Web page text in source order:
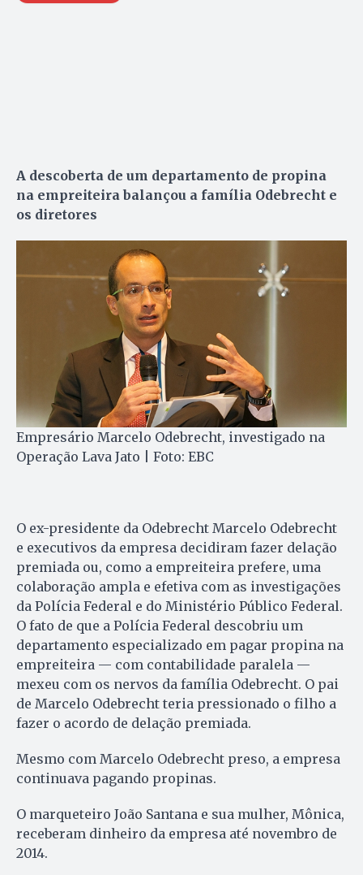
A descoberta de um departamento de propina
na empreiteira balançou a família Odebrecht e
os diretores
Empresário Marcelo Odebrecht, investigado na
Operação Lava Jato | Foto: EBC
O ex-presidente da Odebrecht Marcelo Odebrecht
e executivos da empresa decidiram fazer delação
premiada ou, como a empreiteira prefere, uma
colaboração ampla e efetiva com as investigações
da Polícia Federal e do Ministério Público Federal.
O fato de que a Polícia Federal descobriu um
departamento especializado em pagar propina na
empreiteira — com contabilidade paralela —
mexeu com os nervos da família Odebrecht. O pai
de Marcelo Odebrecht teria pressionado o filho a
fazer o acordo de delação premiada.
Mesmo com Marcelo Odebrecht preso, a empresa
continuava pagando propinas.
O marqueteiro João Santana e sua mulher, Mônica,
receberam dinheiro da empresa até novembro de
2014.